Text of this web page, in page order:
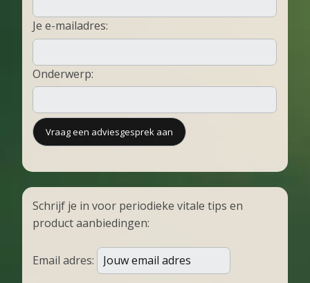
Je e-mailadres:
Onderwerp:
Schrijf je in voor periodieke vitale tips en
product aanbiedingen:
Email adres: